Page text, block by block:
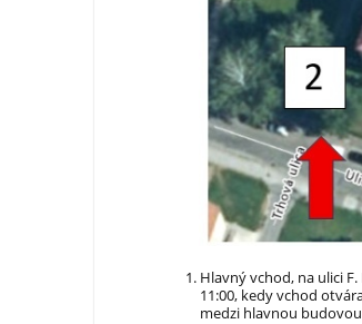
Hlavný vchod, na ulici
11:00, kedy vchod
medzi hlavnou